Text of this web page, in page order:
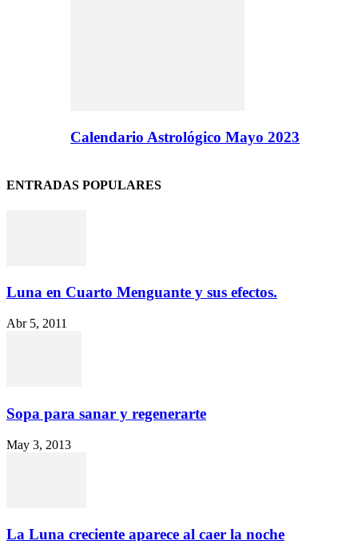
Calendario Astrológico Mayo 2023
ENTRADAS POPULARES
Luna en Cuarto Menguante y sus efectos.
Abr 5, 2011
Sopa para sanar y regenerarte
May 3, 2013
La Luna creciente aparece al caer la noche